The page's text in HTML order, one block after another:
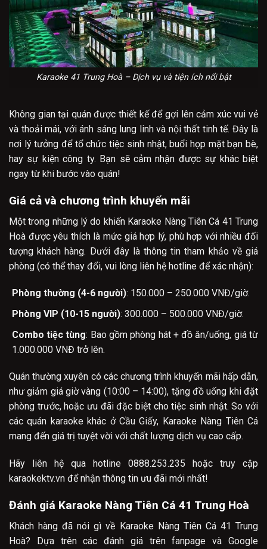
Karaoke 41 Trung Hoà – Dịch vụ và tiện ích nổi bật
Không gian tại quán được thiết kế để gợi lên cảm xúc vui vẻ
và thoải mái, với ánh sáng lung linh và nội thất tinh tế. Đây là
nơi lý tưởng để tổ chức tiệc sinh nhật, buổi họp mặt bạn bè,
hay sự kiện công ty. Bạn sẽ cảm nhận được sự khác biệt
ngay từ khi bước vào quán!
Giá cả và chương trình khuyến mãi
Một trong những lý do khiến Karaoke Nàng Tiên Cá 41 Trung
Hoà được yêu thích là mức giá hợp lý, phù hợp với nhiều đối
tượng khách hàng. Dưới đây là thông tin tham khảo về giá
phòng (có thể thay đổi, vui lòng liên hệ hotline để xác nhận):
Phòng thường (4-6 người): 150.000 – 250.000 VNĐ/giờ.
Phòng VIP (10-15 người): 300.000 – 500.000 VNĐ/giờ.
Combo tiệc tùng: Bao gồm phòng hát + đồ ăn/uống, giá từ
1.000.000 VNĐ trở lên.
Quán thường xuyên có các chương trình khuyến mãi hấp dẫn,
như giảm giá giờ vàng (10:00 – 14:00), tặng đồ uống khi đặt
phòng trước, hoặc ưu đãi đặc biệt cho tiệc sinh nhật. So với
các quán karaoke khác ở Cầu Giấy, Karaoke Nàng Tiên Cá
mang đến giá trị tuyệt vời với chất lượng dịch vụ cao cấp.
Hãy liên hệ qua hotline 0888.253.235 hoặc truy cập
karaokektv.vn để nhận thông tin ưu đãi mới nhất!
Đánh giá Karaoke Nàng Tiên Cá 41 Trung Hoà
Khách hàng đã nói gì về Karaoke Nàng Tiên Cá 41 Trung
Hoà? Dựa trên các đánh giá trên fanpage và Google